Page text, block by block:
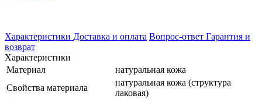
Характеристики Доставка и оплата Вопрос-ответ Гарантия и
возврат
Характеристики
Материал
натуральная кожа
Свойства материала
натуральная кожа (структура
лаковая)